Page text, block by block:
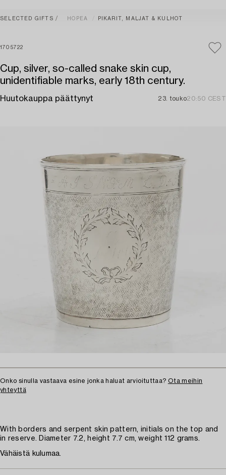
SELECTED GIFTS HOPEA PIKARIT, MALJAT & KULHOT
1705722
Cup, silver, so-called snake skin cup,
unidentifiable marks, early 18th century.
Huutokauppa päättynyt 23. touko20:50 CEST
Onko sinulla vastaava esine jonka haluat arvioituttaa? Ota meihin
yhteyttä
With borders and serpent skin pattern, initials on the top and
in reserve. Diameter 7.2, height 7.7 cm, weight 112 grams.
Vähäistä kulumaa.